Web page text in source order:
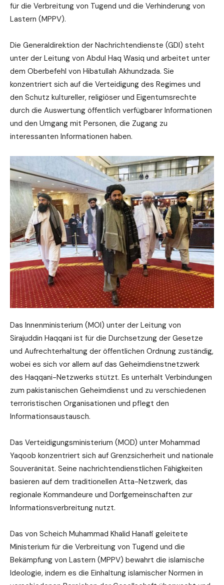
für die Verbreitung von Tugend und die Verhinderung von
Lastern (MPPV).
Die Generaldirektion der Nachrichtendienste (GDI) steht
unter der Leitung von Abdul Haq Wasiq und arbeitet unter
dem Oberbefehl von Hibatullah Akhundzada. Sie
konzentriert sich auf die Verteidigung des Regimes und
den Schutz kultureller, religiöser und Eigentumsrechte
durch die Auswertung öffentlich verfügbarer Informationen
und den Umgang mit Personen, die Zugang zu
interessanten Informationen haben.
Das Innenministerium (MOI) unter der Leitung von
Sirajuddin Haqqani ist für die Durchsetzung der Gesetze
und Aufrechterhaltung der öffentlichen Ordnung zuständig,
wobei es sich vor allem auf das Geheimdienstnetzwerk
des Haqqani-Netzwerks stützt. Es unterhält Verbindungen
zum pakistanischen Geheimdienst und zu verschiedenen
terroristischen Organisationen und pflegt den
Informationsaustausch.
Das Verteidigungsministerium (MOD) unter Mohammad
Yaqoob konzentriert sich auf Grenzsicherheit und nationale
Souveränität. Seine nachrichtendienstlichen Fähigkeiten
basieren auf dem traditionellen Atta-Netzwerk, das
regionale Kommandeure und Dorfgemeinschaften zur
Informationsverbreitung nutzt.
Das von Scheich Muhammad Khalid Hanafi geleitete
Ministerium für die Verbreitung von Tugend und die
Bekämpfung von Lastern (MPPV) bewahrt die islamische
Ideologie, indem es die Einhaltung islamischer Normen in